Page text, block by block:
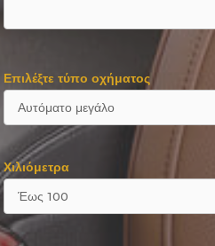
Επιλέξτε τύπο οχήματος
Χιλιόμετρα